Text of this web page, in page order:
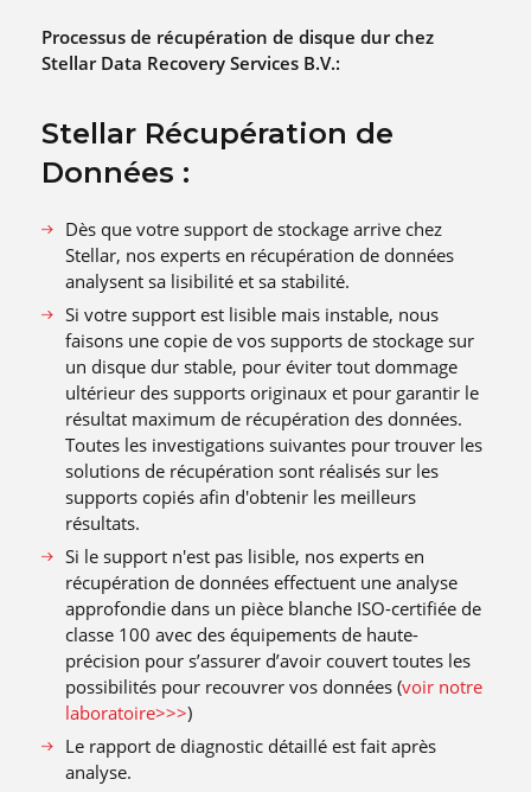
Processus de récupération de disque dur chez
Stellar Data Recovery Services B.V.:
Stellar Récupération de
Données :
Dès que votre support de stockage arrive chez
Stellar, nos experts en récupération de données
analysent sa lisibilité et sa stabilité.
Si votre support est lisible mais instable, nous
faisons une copie de vos supports de stockage sur
un disque dur stable, pour éviter tout dommage
ultérieur des supports originaux et pour garantir le
résultat maximum de récupération des données.
Toutes les investigations suivantes pour trouver les
solutions de récupération sont réalisés sur les
supports copiés afin d′obtenir les meilleurs
résultats.
Si le support n′est pas lisible, nos experts en
récupération de données effectuent une analyse
approfondie dans un pièce blanche ISO-certifiée de
classe 100 avec des équipements de haute-
précision pour s’assurer d’avoir couvert toutes les
possibilités pour recouvrer vos données (voir notre
laboratoire>>>)
Le rapport de diagnostic détaillé est fait après
analyse.